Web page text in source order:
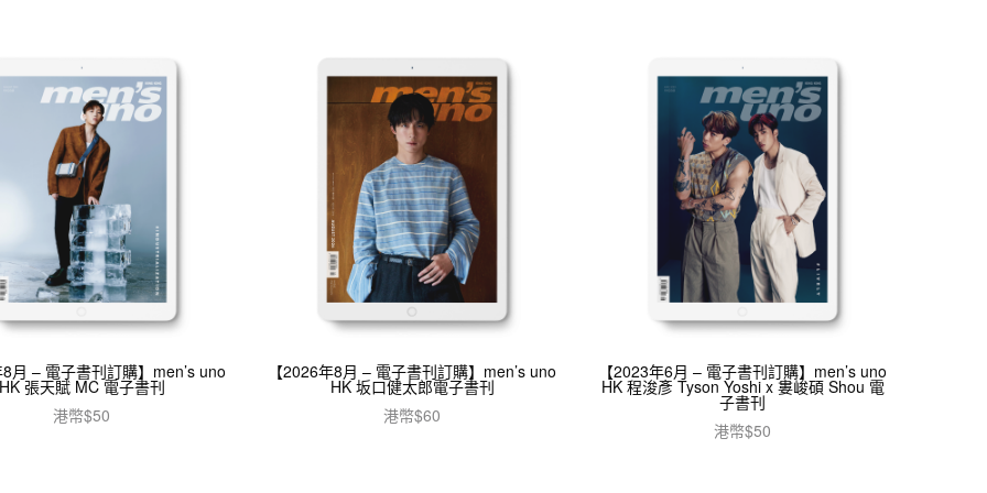
月 – 電子書刊訂購】men’s uno
張天賦 MC 電子書刊
港幣$50
【2026年8月 – 電子書刊訂購】men’s uno
HK 坂口健太郎電子書刊
港幣$60
【2023年6月 – 電子書刊訂購】men’s uno
HK 程浚彥 Tyson Yoshi x 婁峻碩 Shou 電
子書刊
港幣$50